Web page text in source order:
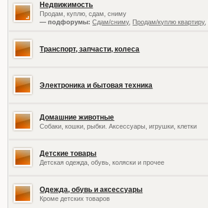
Недвижимость
Продам, куплю, сдам, сниму
— подфорумы: Сдам/сниму, Продам/куплю квартиру,
Транспорт, запчасти, колеса
Электроника и бытовая техника
Домашние животные
Собаки, кошки, рыбки. Аксессуары, игрушки, клетки
Детские товары
Детская одежда, обувь, коляски и прочее
Одежда, обувь и аксессуары
Кроме детских товаров